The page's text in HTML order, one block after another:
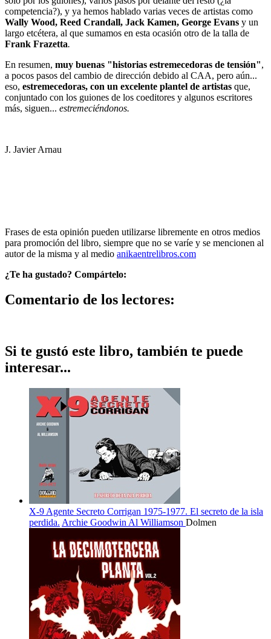
competencia?), y ya hemos hablado varias veces de artistas como
Wally Wood, Reed Crandall, Jack Kamen, George Evans y un
largo etcétera, al que sumamos en esta ocasión otro de la talla de
Frank Frazetta.
En resumen, muy buenas "historias estremecedoras de tensión",
a pocos pasos del cambio de dirección debido al CAA, pero aún...
eso, estremecedoras, con un excelente plantel de artistas que,
conjuntado con los guiones de los coeditores y algunos escritores
más, siguen... estremeciéndonos.
J. Javier Arnau
Frases de esta opinión pueden utilizarse libremente en otros medios
para promoción del libro, siempre que no se varíe y se mencionen al
autor de la misma y al medio anikaentrelibros.com
¿Te ha gustado? Compártelo:
Comentario de los lectores:
Si te gustó este libro, también te puede
interesar...
X-9 Agente Secreto Corrigan 1975-1977. El secreto de la isla
perdida. Archie Goodwin Al Williamson Dolmen